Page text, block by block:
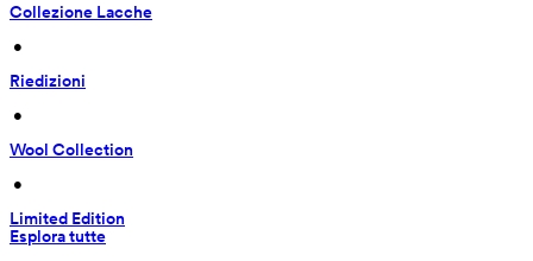
Collezione Lacche
•
Riedizioni
•
Wool Collection
•
Limited Edition
Esplora tutte